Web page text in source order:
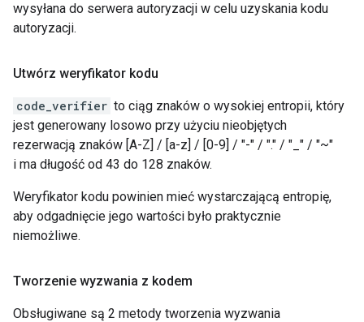
wysyłana do serwera autoryzacji w celu uzyskania kodu
autoryzacji.
Utwórz weryfikator kodu
code_verifier to ciąg znaków o wysokiej entropii, który
jest generowany losowo przy użyciu nieobjętych
rezerwacją znaków [A-Z] / [a-z] / [0-9] / "-" / "." / "_" / "~"
i ma długość od 43 do 128 znaków.
Weryfikator kodu powinien mieć wystarczającą entropię,
aby odgadnięcie jego wartości było praktycznie
niemożliwe.
Tworzenie wyzwania z kodem
Obsługiwane są 2 metody tworzenia wyzwania